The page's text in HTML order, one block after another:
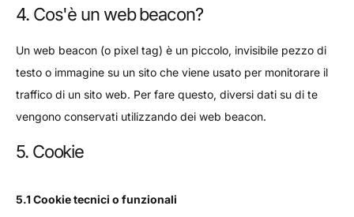
4. Cos'è un web beacon?
Un web beacon (o pixel tag) è un piccolo, invisibile pezzo di
testo o immagine su un sito che viene usato per monitorare il
traffico di un sito web. Per fare questo, diversi dati su di te
vengono conservati utilizzando dei web beacon.
5. Cookie
5.1 Cookie tecnici o funzionali